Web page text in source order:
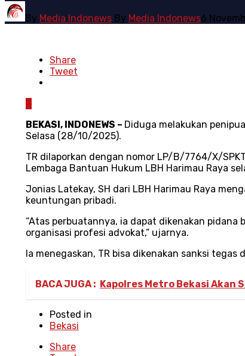
By Media Indonews By Media Indonews6
Share
Tweet
BEKASI, INDONEWS – Diduga melakukan
Selasa (28/10/2025).
TR dilaporkan dengan nomor LP/B/7764/X/
Lembaga Bantuan Hukum LBH Harimau Raya
Jonias Latekay, SH dari LBH Harimau Raya
keuntungan pribadi.
“Atas perbuatannya, ia dapat dikenakan pidana
organisasi profesi advokat,” ujarnya.
Ia menegaskan, TR bisa dikenakan sanksi
BACA JUGA : Kapolres Metro Bekasi Akan
Posted in
Bekasi
Share